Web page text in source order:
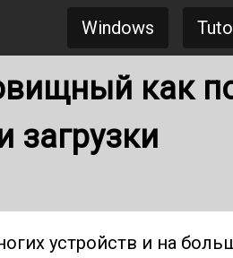
Windows
как
загрузки
устройств и на